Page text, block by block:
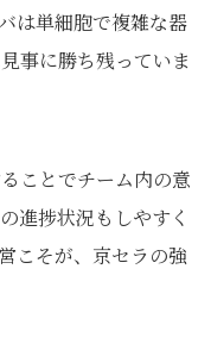
は単細胞で複雑な器
事に勝ち残っていま
ことでチーム内の意
進捗状況もしやすく
こそが、京セラの強